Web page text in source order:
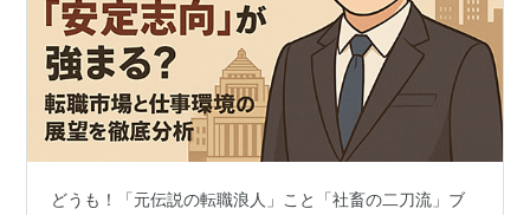
どうも！「元伝説の転職浪人」こと「社畜の二刀流」ブ